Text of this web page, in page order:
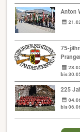
Anton
75-
bis
225
bis